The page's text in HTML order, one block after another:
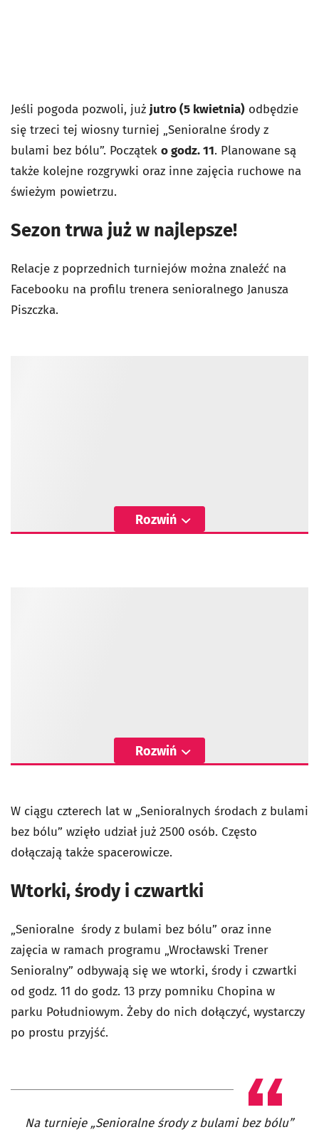
Jeśli pogoda pozwoli, już jutro (5 kwietnia) odbędzie
się trzeci tej wiosny turniej „Senioralne środy z
bulami bez bólu”. Początek o godz. 11. Planowane są
także kolejne rozgrywki oraz inne zajęcia ruchowe na
świeżym powietrzu.
Sezon trwa już w najlepsze!
Relacje z poprzednich turniejów można znaleźć na
Facebooku na profilu trenera senioralnego Janusza
Piszczka.
Rozwiń
Rozwiń
W ciągu czterech lat w „Senioralnych środach z bulami
bez bólu” wzięło udział już 2500 osób. Często
dołączają także spacerowicze.
Wtorki, środy i czwartki
„Senioralne środy z bulami bez bólu” oraz inne
zajęcia w ramach programu „Wrocławski Trener
Senioralny” odbywają się we wtorki, środy i czwartki
od godz. 11 do godz. 13 przy pomniku Chopina w
parku Południowym. Żeby do nich dołączyć, wystarczy
po prostu przyjść.
Na turnieje „Senioralne środy z bulami bez bólu”